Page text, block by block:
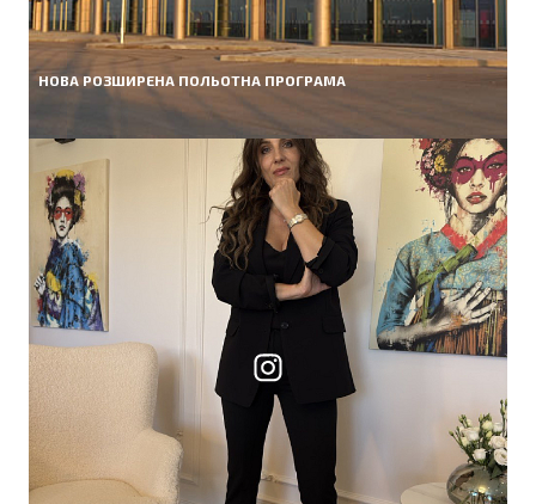
НОВА РОЗШИРЕНА ПОЛЬОТНА ПРОГРАМА